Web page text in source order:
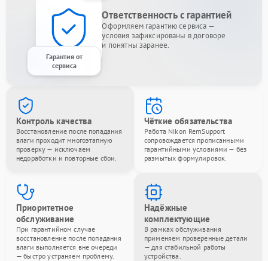
Гарантия от
сервиса
Ответственность с гарантией
Оформляем гарантию сервиса —
условия зафиксированы в договоре
и понятны заранее.
Контроль качества
Восстановление после попадания
влаги проходит многоэтапную
проверку — исключаем
недоработки и повторные сбои.
Чёткие обязательства
Работа Nikon RemSupport
сопровождается прописанными
гарантийными условиями — без
размытых формулировок.
Приоритетное
обслуживание
При гарантийном случае
восстановление после попадания
влаги выполняется вне очереди
— быстро устраняем проблему.
Надёжные
комплектующие
В рамках обслуживания
применяем проверенные детали
— для стабильной работы
устройства.